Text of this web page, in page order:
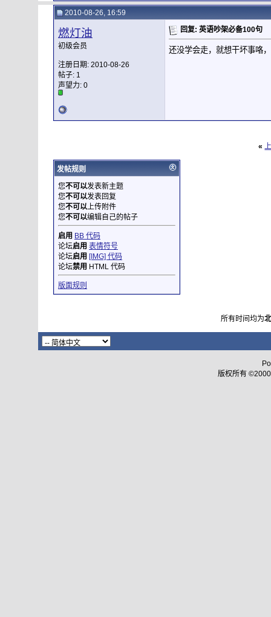
zraforgood 回复: 英语吵架必备100句2010-08-17,11:18
燃灯油 回复: 英语吵架必备100句2010-08-26,16:59
Lpr
回复: 英语吵架必备100句2019-02-27,22:36
回复: 英语吵架必备100句2010-11-24,
11:58
如晨露之消失 回复: 英语吵架必备100句
xdjin
2010-08-26, 16:59
燃灯油
初级会员
注册日期: 2010-08-26
帖子: 1
声望力: 0
回复: 英语吵架必备100句
还没学会走，就想干坏事咯
«
发帖规则
您不可以发表新主题
您不可以发表回复
您不可以上传附件
您不可以编辑自己的帖子
启用 BB 代码
论坛启用 表情符号
论坛启用 [IMG] 代码
论坛禁用 HTML 代码
版面规则
所有时间均为
版权所有